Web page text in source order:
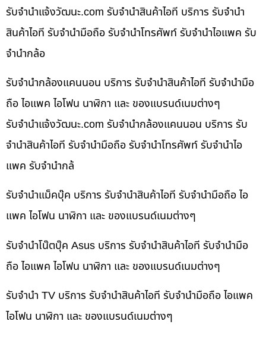
รับจํานําแจ้งวัฒนะ.com รับจำนำสินค้าไอที บริการ รับจำนำ
สินค้าไอที รับจำนำมือถือ รับจำนำโทรศัพท์ รับจำนำไอแพค รับ
จำนำกล้อ
รับจำนำกล้องแคนนอน บริการ รับจำนำสินค้าไอที รับจำนำมือ
ถือ ไอแพค ไอโฟน นาฬิกา และ ของแบรนด์เนมต่างๆ
รับจํานําแจ้งวัฒนะ.com รับจำนำกล้องแคนนอน บริการ รับ
จำนำสินค้าไอที รับจำนำมือถือ รับจำนำโทรศัพท์ รับจำนำไอ
แพค รับจำนำกล้
รับจำนำแม็คบุ๊ค บริการ รับจำนำสินค้าไอที รับจำนำมือถือ ไอ
แพค ไอโฟน นาฬิกา และ ของแบรนด์เนมต่างๆ
รับจำนำโน๊ตบุ๊ค Asus บริการ รับจำนำสินค้าไอที รับจำนำมือ
ถือ ไอแพค ไอโฟน นาฬิกา และ ของแบรนด์เนมต่างๆ
รับจำนำ TV บริการ รับจำนำสินค้าไอที รับจำนำมือถือ ไอแพค
ไอโฟน นาฬิกา และ ของแบรนด์เนมต่างๆ